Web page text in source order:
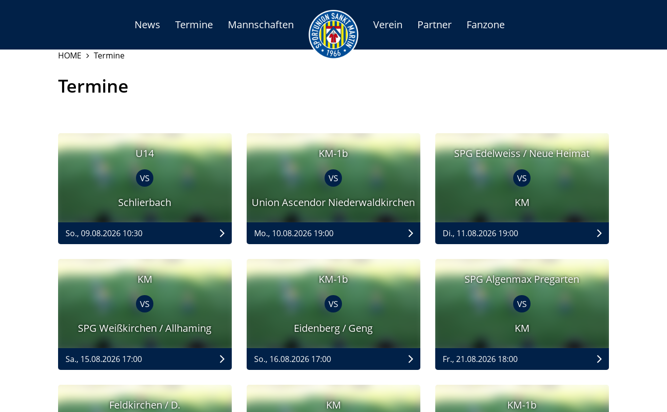
News Termine Mannschaften Verein Partner Fanzone
HOME Termine
Termine
U14
VS
Schlierbach
So., 09.08.2026 10:30
KM-1b
VS
Union Ascendor Niederwaldkirchen
Mo., 10.08.2026 19:00
SPG Edelweiss / Neue Heimat
VS
KM
Di., 11.08.2026 19:00
KM
VS
SPG Weißkirchen / Allhaming
Sa., 15.08.2026 17:00
KM-1b
VS
Eidenberg / Geng
So., 16.08.2026 17:00
SPG Algenmax Pregarten
VS
KM
Fr., 21.08.2026 18:00
Feldkirchen / D. KM KM-1b